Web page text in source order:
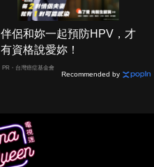
伴侶和妳一起預防HPV，才
有資格說愛妳！
PR・台灣癌症基金會
Recommended by